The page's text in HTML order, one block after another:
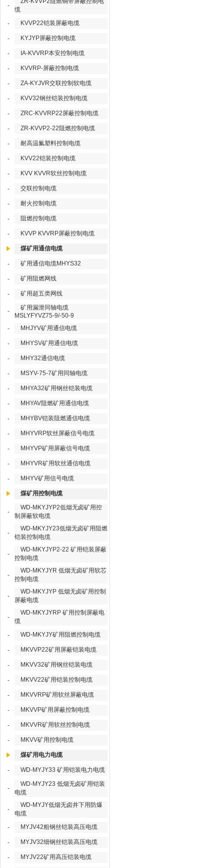
-
缆
-
KVVP22铠装屏蔽电缆
- KYJYP屏蔽控制电缆
- IA-KVVRP本安控制电缆
- KVVRP-屏蔽控制电缆
- ZA-KYJVR交联控制软电缆
- KVV32钢丝铠装控制电缆
- ZRC-KVVRP22屏蔽控制电缆
- ZR-KVVP2-22阻燃控制电缆
- 耐高温氟塑料控制电缆
- KVV22铠装控制电缆
- KVV KVVR软丝控制电缆
- 交联控制电缆
- 耐火控制电缆
- 阻燃控制电缆
- KVVP KVVRP屏蔽控制电缆
煤矿用通信电缆
- 矿用通信电缆MHYS32
- 矿用阻燃网线
- 矿用超五类网线
-
矿用漏泄同轴电缆
MSLYFYVZ75-9/-50-9
-
MHJYV矿用通信电缆
- MHYSV矿用通信电缆
- MHY32通信电缆
- MSYV-75-7矿用同轴电缆
- MHYA32矿用钢丝铠装电缆
- MHYAV阻燃矿用通信电缆
- MHYBV铠装阻燃通信电缆
- MHYVRP软丝屏蔽信号电缆
- MHYVP矿用屏蔽信号电缆
- MHYVR矿用软丝通信电缆
- MHYV矿用信号电缆
煤矿用控制电缆
-
WD-MKYJYP2低烟无卤矿用控
制屏蔽软电缆
-
WD-MKYJY23低烟无卤矿用阻燃
铠装控制电缆
-
WD-MKYJYP2-22 矿用铠装屏蔽
控制电缆
-
WD-MKYJYR 低烟无卤矿用软芯
控制电缆
-
WD-MKYJYP 低烟无卤矿用控制
屏蔽电缆
-
WD-MKYJYRP 矿用控制屏蔽电
缆
-
WD-MKYJY矿用阻燃控制电缆
- MKVVP22矿用屏蔽铠装电缆
- MKVV32矿用钢丝铠装电缆
- MKVV22矿用铠装控制电缆
- MKVVRP矿用软丝屏蔽电缆
- MKVVP矿用屏蔽控制电缆
- MKVVR矿用软丝控制电缆
- MKVV矿用控制电缆
煤矿用电力电缆
- WD-MYJY33 矿用铠装电力电缆
-
WD-MYJY23 低烟无卤矿用铠装
电缆
-
WD-MYJY低烟无卤井下用防爆
电缆
-
MYJV42粗钢丝铠装高压电缆
- MYJV32细钢丝铠装高压电缆
- MYJV22矿用高压铠装电缆